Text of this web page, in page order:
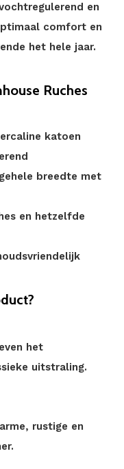
en
comfort en
het hele jaar.
Ruches
katoen
breedte met
en hetzelfde
het
uitstraling.
rustige en